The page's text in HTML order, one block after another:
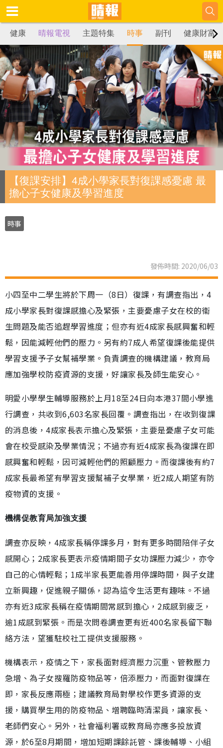
健康 晴報電視 主題特集 時事 副刊 健康財富
【復課安排】4成小學家長對復課感憂慮 最
擔心子女健康及學習進度
時事
發佈時間: 2020/06/03
小四至中二學生將於下周一（8日）復課，有調查指出，4
成小學家長對復課感擔心及緊張，主要憂慮子女在校的衞
生問題及能否追趕學習進度；但亦有近4成家長感興奮和輕
鬆，因能減輕他們的壓力。另有約7成人希望復課後能提供
學習支援予子女幫補學業。負責調查的機構建議，教育局
應加強學校防疫資源的支援，好讓家長及師生能安心。
明愛小學學生輔導服務於上月18至24日向本港37間小學進
行調查，共收到6,603名家長回覆。調查指出，在收到復課
的消息後，4成家長表示擔心及緊張，主要是憂慮子女可能
會在校受感染及學業情況；不過亦有近4成家長為復課在即
感興奮和輕鬆，因可減輕他們的照顧壓力。而復課後有約7
成家長最希望有學習支援幫補子女學業，近2成人期望有防
疫物資的支援。
機構促教育局加強支援
調查亦反映，4成家長稱停課多月，對有更多時間陪伴子女
感開心；2成家長更表示疫情期間子女功課壓力減少，亦令
自己的心情輕鬆；1成半家長更能善用停課時間，與子女建
立新興趣，促進親子關係，認為這令生活更有趣味。不過
亦有近3成家長稱在疫情期間常感到擔心，2成感到疲乏，
逾1成感到緊張。而是次問卷調查更有近400名家長留下聯
絡方法，望獲駐校社工提供支援服務。
機構表示，疫情之下，家長面對經濟壓力沉重、管教壓力
急增、為子女搜羅防疫物品等，倍添壓力，而面對復課在
即，家長反應兩極；建議教育局對學校作更多資源的支
援，購買學生用的防疫物品、增聘臨時清潔員，讓家長、
老師們安心。另外，社會福利署或教育局亦應多投放資
源，於6至8月期間，增加短期課餘託管、課後輔導、小組